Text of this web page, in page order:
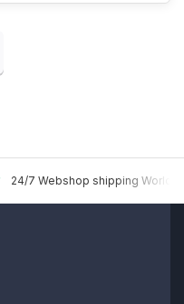
24/7 Webshop shipping